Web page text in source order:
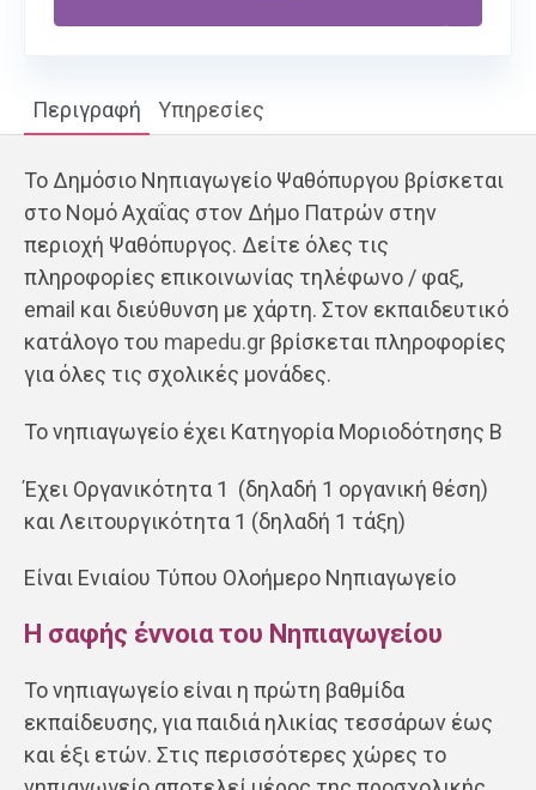
Περιγραφή Υπηρεσίες
Το Δημόσιο Νηπιαγωγείο Ψαθόπυργου βρίσκεται
στο Νομό Αχαΐας στον Δήμο Πατρών στην
περιοχή Ψαθόπυργος. Δείτε όλες τις
πληροφορίες επικοινωνίας τηλέφωνο / φαξ,
email και διεύθυνση με χάρτη. Στον εκπαιδευτικό
κατάλογο του mapedu.gr βρίσκεται πληροφορίες
για όλες τις σχολικές μονάδες.
Το νηπιαγωγείο έχει Κατηγορία Μοριοδότησης Β
Έχει Οργανικότητα 1 (δηλαδή 1 οργανική θέση)
και Λειτουργικότητα 1 (δηλαδή 1 τάξη)
Είναι Ενιαίου Τύπου Ολοήμερο Νηπιαγωγείο
Η σαφής έννοια του Νηπιαγωγείου
Το νηπιαγωγείο είναι η πρώτη βαθμίδα
εκπαίδευσης, για παιδιά ηλικίας τεσσάρων έως
και έξι ετών. Στις περισσότερες χώρες το